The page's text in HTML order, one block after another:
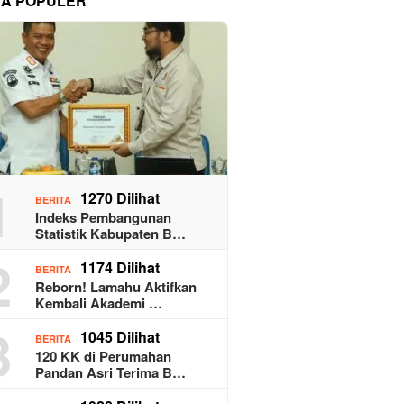
BERITA 1270 Dilihat
Indeks Pembangunan
Statistik Kabupaten B…
BERITA 1174 Dilihat
Reborn! Lamahu Aktifkan
Kembali Akademi …
BERITA 1045 Dilihat
120 KK di Perumahan
Pandan Asri Terima B…